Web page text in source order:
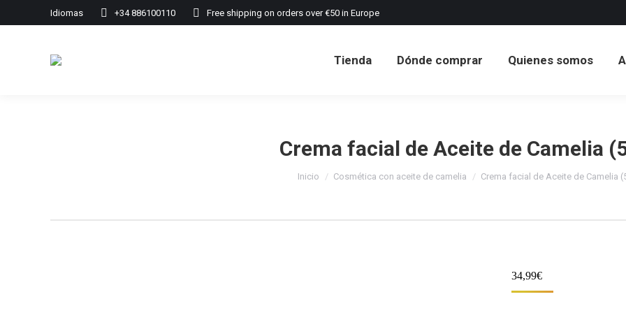
Idiomas +34 886100110 Free shipping on orders over €50 in Europe
Tienda Dónde comprar Quienes somos
Crema facial de Aceite de Camelia
Inicio Cosmética con aceite de camelia Crema facial de Aceite de Camelia
34,99€